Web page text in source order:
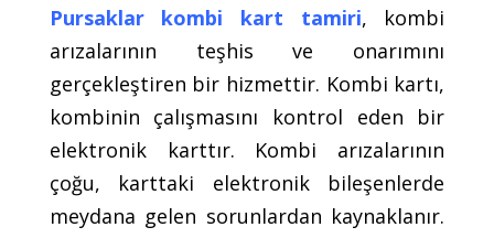
Pursaklar kombi kart tamiri, kombi
arızalarının teşhis ve onarımını
gerçekleştiren bir hizmettir. Kombi kartı,
kombinin çalışmasını kontrol eden bir
elektronik karttır. Kombi arızalarının
çoğu, karttaki elektronik bileşenlerde
meydana gelen sorunlardan kaynaklanır.